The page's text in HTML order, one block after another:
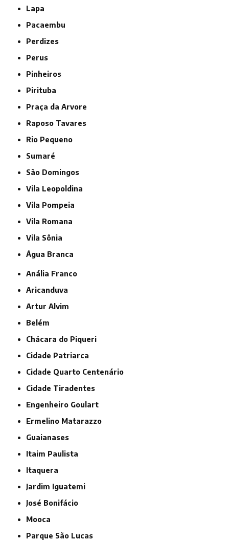
Lapa
Pacaembu
Perdizes
Perus
Pinheiros
Pirituba
Praça da Arvore
Raposo Tavares
Rio Pequeno
Sumaré
São Domingos
Vila Leopoldina
Vila Pompeia
Vila Romana
Vila Sônia
Água Branca
Anália Franco
Aricanduva
Artur Alvim
Belém
Chácara do Piqueri
Cidade Patriarca
Cidade Quarto Centenário
Cidade Tiradentes
Engenheiro Goulart
Ermelino Matarazzo
Guaianases
Itaim Paulista
Itaquera
Jardim Iguatemi
José Bonifácio
Mooca
Parque São Lucas